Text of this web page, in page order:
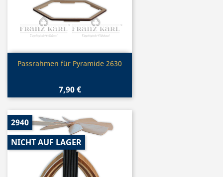
Vorschau
Passrahmen für Pyramide 2630
7,90 €
2940
NICHT AUF LAGER